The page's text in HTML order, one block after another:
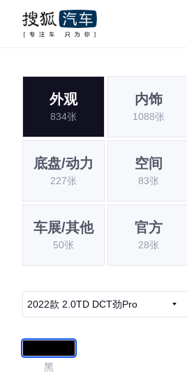
外观
834张
内饰
1088张
底盘/动力
227张
空间
83张
车展/其他
50张
官方
28张
2022款 2.0TD DCT劲Pro
黑